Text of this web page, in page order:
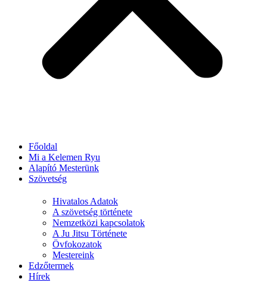
Főoldal
Mi a Kelemen Ryu
Alapító Mesterünk
Szövetség
Hivatalos Adatok
A szövetség története
Nemzetközi kapcsolatok
A Ju Jitsu Története
Övfokozatok
Mestereink
Edzőtermek
Hírek